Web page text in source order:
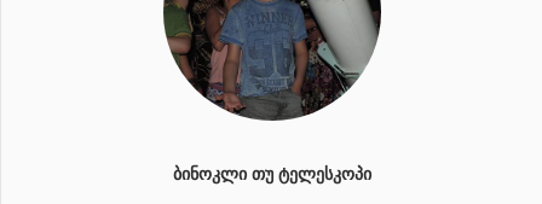
ᲑᲘᲜᲝᲙᲚᲘ ᲗᲣ ᲢᲔᲚᲔᲡᲙᲝᲞᲘ